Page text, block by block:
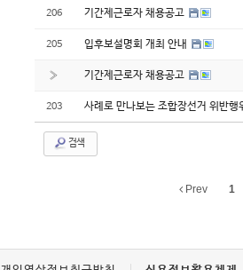
206 기간제근로자 채용공고
205 입후보설명회 개최 안내
» 기간제근로자 채용공고
203 사례로 만나보는 조합장선거 위반행
검색
Prev 1